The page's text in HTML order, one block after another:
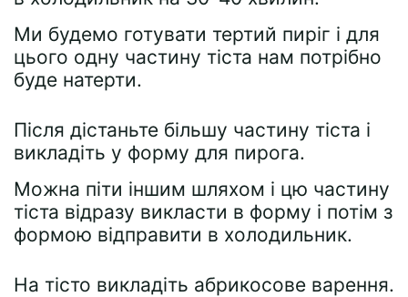
Ми будемо готувати тертий пиріг і для
цього одну частину тіста нам потрібно
буде натерти.
Після дістаньте більшу частину тіста і
викладіть у форму для пирога.
Можна піти іншим шляхом і цю частину
тіста відразу викласти в форму і потім з
формою відправити в холодильник.
На тісто викладіть абрикосове варення.